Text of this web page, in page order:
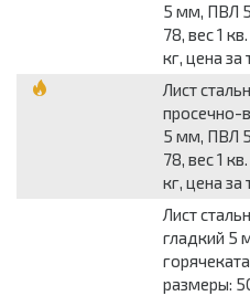
5 мм, ПВЛ
78, вес 1
кг, цена за
Лист
просечно-
5 мм, ПВЛ
78, вес 1
кг, цена за
Лист
гладкий 5
размеры: